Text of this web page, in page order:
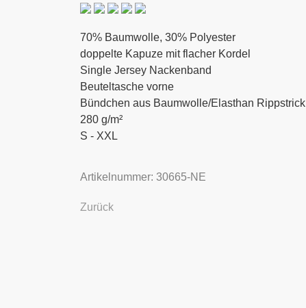
70% Baumwolle, 30% Polyester
doppelte Kapuze mit flacher Kordel
Single Jersey Nackenband
Beuteltasche vorne
Bündchen aus Baumwolle/Elasthan Rippstrick
280 g/m²
S - XXL
Artikelnummer: 30665-NE
Zurück